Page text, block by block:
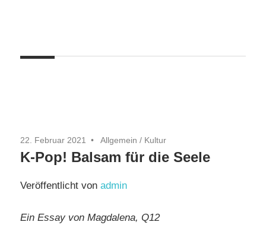
22. Februar 2021 Allgemein / Kultur
K-Pop! Balsam für die Seele
Veröffentlicht von admin
Ein Essay von Magdalena, Q12